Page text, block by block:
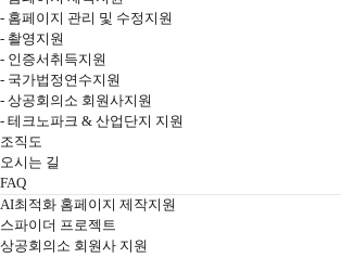
기
- 홈페이지 관리 및 수정지원
- 촬영지원
- 인증서취득지원
- 국가법정연수지원
- 상공회의소 회원사지원
- 테크노파크 & 산업단지 지원
조직도
오시는 길
FAQ
AI최적화 홈페이지 제작지원
스파이더 프로젝트
상공회의소 회원사 지원